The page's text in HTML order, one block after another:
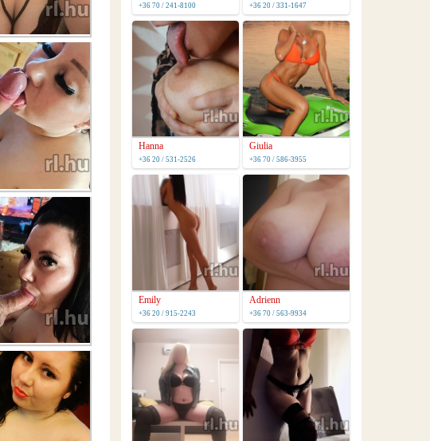
+36 70 / 241-8100 +36 20 / 331-1647
Hanna
+36 20 / 531-2526
Giulia
+36 70 / 586-3955
Emily
+36 20 / 915-2243
Adrienn
+36 70 / 563-9934